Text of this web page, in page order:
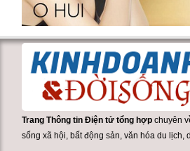
Trang Thông tin Điện tử tổng hợp chuyên
sống xã hội, bất động sản, văn hóa du lịch,